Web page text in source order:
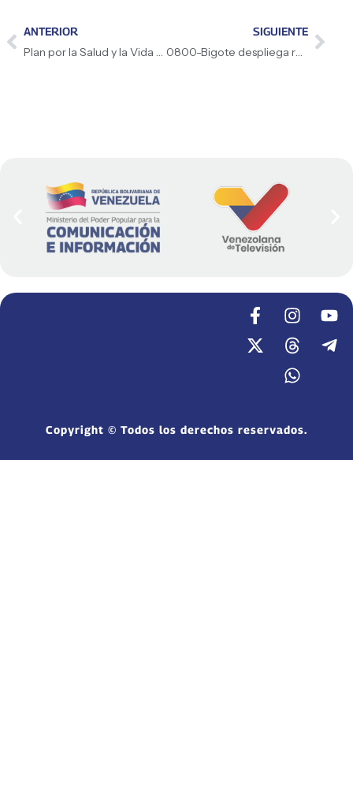
ANTERIOR
Plan por la Salud y la Vida 2026 registra más de 35 mil cirugías a través del 1X10 del Buen Gobierno
SIGUIENTE
0800-Bigote despliega ruta de salud móvil para garantizar atención médica especializada en Carabobo
Copyright © Todos los derechos reservados.